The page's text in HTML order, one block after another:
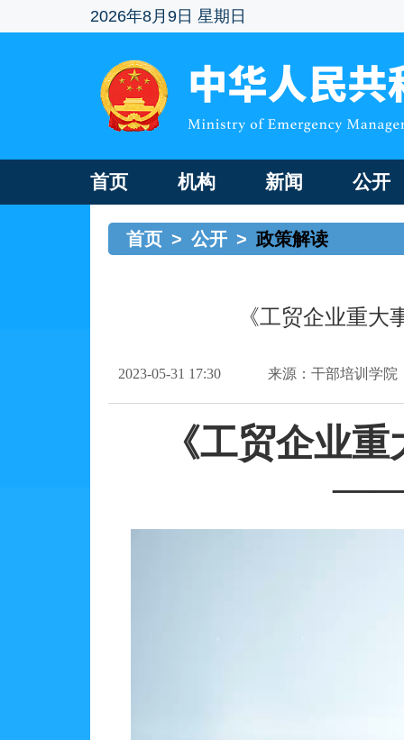
2026年8月9日 星期日
首页 机构 新闻 公开
首页 > 公开 > 政策解读
《工贸企业重
2023-05-31 17:30 来源：干部培训学院
《工贸企业
——